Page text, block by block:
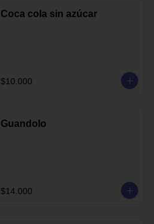
Coca cola sin azúcar
$10.000
Guandolo
$14.000